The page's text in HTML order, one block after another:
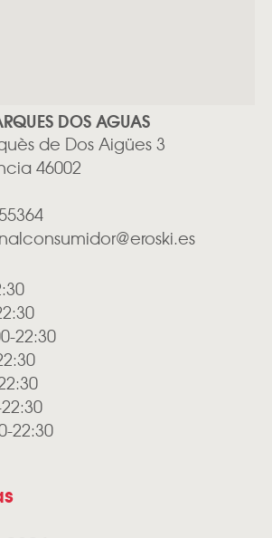
DOS AGUAS
de Dos Aigües 3
46002
22:30
22:30